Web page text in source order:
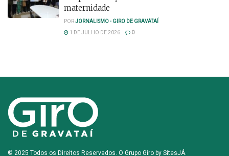
maternidade
PORJORNALISMO - GIRO DE GRAVATAÍ
1 DE JULHO DE 2026
0
© 2025 Todos os Direitos Reservados. O Grupo Giro by SitesJÁ.